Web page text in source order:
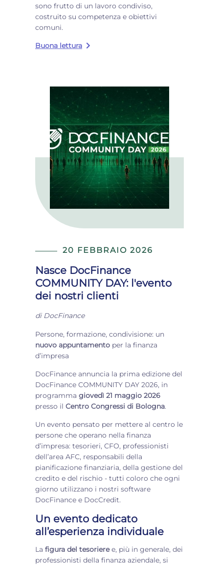
sono frutto di un lavoro condiviso,
costruito su competenza e obiettivi
comuni.
Buona lettura
20 FEBBRAIO 2026
Nasce DocFinance
COMMUNITY DAY: l'evento
dei nostri clienti
di DocFinance
Persone, formazione, condivisione: un
nuovo appuntamento per la finanza
d’impresa
DocFinance annuncia la prima edizione del
DocFinance COMMUNITY DAY 2026, in
programma giovedì 21 maggio 2026
presso il Centro Congressi di Bologna.
Un evento pensato per mettere al centro le
persone che operano nella finanza
d’impresa: tesorieri, CFO, professionisti
dell’area AFC, responsabili della
pianificazione finanziaria, della gestione del
credito e del rischio - tutti coloro che ogni
giorno utilizzano i nostri software
DocFinance e DocCredit.
Un evento dedicato
all’esperienza individuale
La figura del tesorieree, più in generale, dei
professionisti della finanza aziendale, si